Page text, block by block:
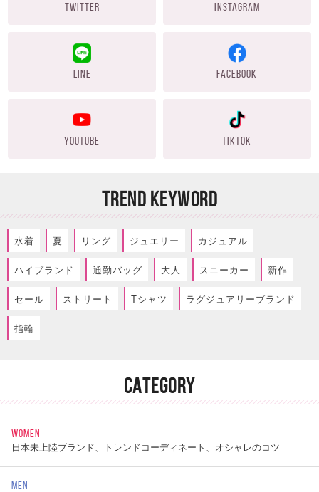
TWITTER INSTAGRAM
LINE FACEBOOK
YOUTUBE TIKTOK
TREND KEYWORD
水着 夏 リング ジュエリー カジュアル
ハイブランド 通勤バッグ 大人 スニーカー 新作
セール ストリート Tシャツ ラグジュアリーブランド
指輪
CATEGORY
WOMEN
日本未上陸ブランド、トレンドコーディネート、オシャレのコツ
MEN